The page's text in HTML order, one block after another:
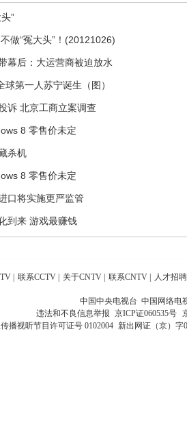
”
做“冤大头”！(20121026)
幕后：大运营商被迫放水
第一人苏宁诞生（图）
诉 北京工商立案调查
8 零售价未定
杀机
8 零售价未定
口将实施更严监管
到来 游戏最赚钱
联系CCTV 关于CNTV 联系CNTV 人才招聘
中国中央电视台 中国网络电
违法和不良信息举报 京ICP证060535号
播视听节目许可证号 0102004 新出网证（京）